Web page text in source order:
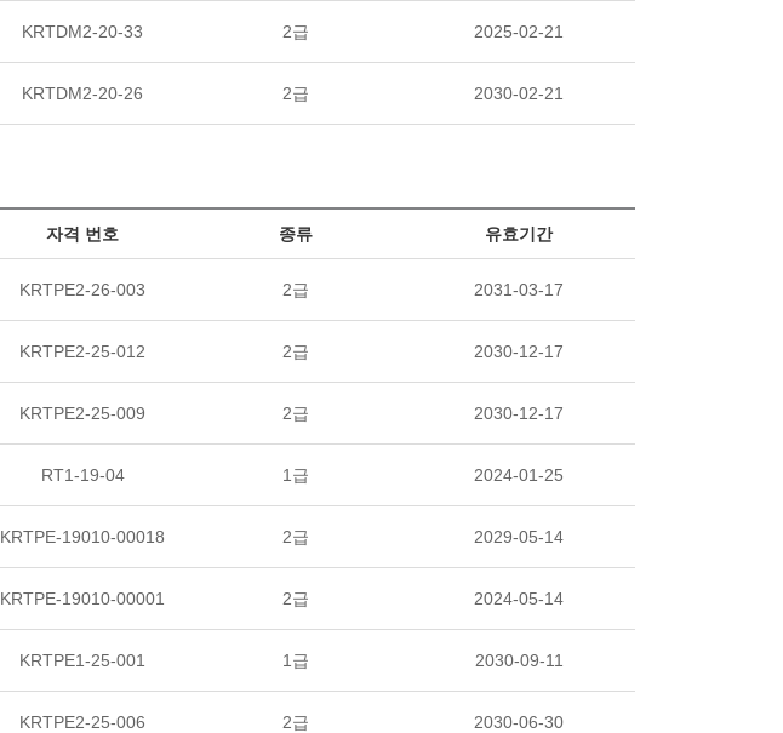
KRTDM2-20-33 2급 2025-02-21
KRTDM2-20-26 2급 2030-02-21
자격 번호 종류 유효기간
KRTPE2-26-003 2급 2031-03-17
KRTPE2-25-012 2급 2030-12-17
KRTPE2-25-009 2급 2030-12-17
RT1-19-04 1급 2024-01-25
KRTPE-19010-00018 2급 2029-05-14
KRTPE-19010-00001 2급 2024-05-14
KRTPE1-25-001 1급 2030-09-11
KRTPE2-25-006 2급 2030-06-30